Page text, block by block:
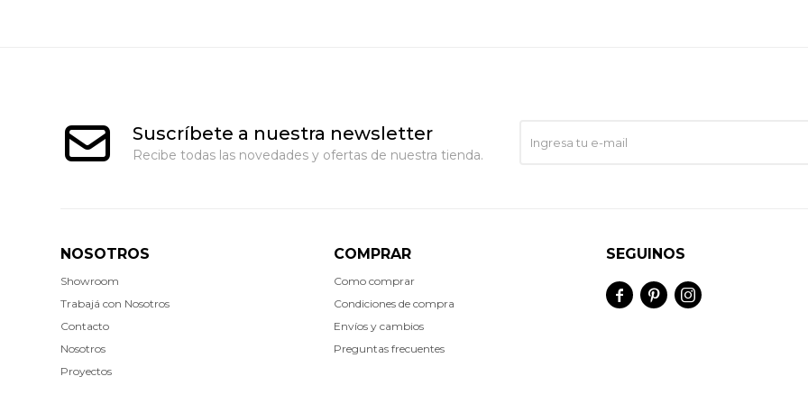
Suscríbete a nuestra newsletter
Recibe todas las novedades y ofertas de nuestra tienda.
NOSOTROS
Showroom
Trabajá con Nosotros
Contacto
Nosotros
Proyectos
COMPRAR
Como comprar
Condiciones de compra
Envíos y cambios
Preguntas frecuentes
SEGUINOS
  